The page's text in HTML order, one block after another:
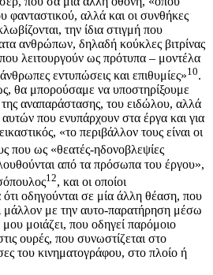
φανταστικού, αλλά και οι συνθήκες
την ίδια στιγμή που
ανθρώπων, δηλαδή κούκλες βιτρίνας
λειτουργούν ως πρότυπα – μοντέλα
εντυπώσεις και επιθυμίες»10.
θα μπορούσαμε να υποστηρίξουμε
της αναπαράστασης, του ειδώλου, αλλά
που ενυπάρχουν στα έργα και για
«το περιβάλλον τους είναι οι
που ως «θεατές-ηδονοβλεψίες
από τα πρόσωπα του έργου»,
12, και οι οποίοι
ότι οδηγούνται σε μία άλλη θέαση, που
μάλλον με την αυτο-παρατήρηση μέσω
μοιάζει, που οδηγεί παρόμοιο
ουρές, που συνωστίζεται στο
του κινηματογράφου, στο πλοίο ή